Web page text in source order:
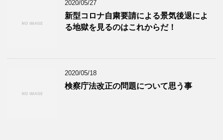
2020/05/27
新型コロナ自粛要請による景気後退によ
る地獄を見るのはこれからだ！
2020/05/18
検察庁法改正の問題について思う事